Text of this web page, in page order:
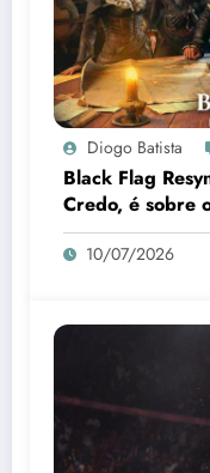
Diogo Batista
Black Flag
Credo, é sobre
10/07/2026